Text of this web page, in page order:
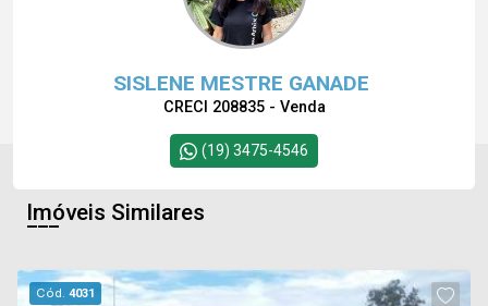
SISLENE MESTRE GANADE
CRECI 208835 - Venda
(19) 3475-4546
Imóveis Similares
Cód.4031